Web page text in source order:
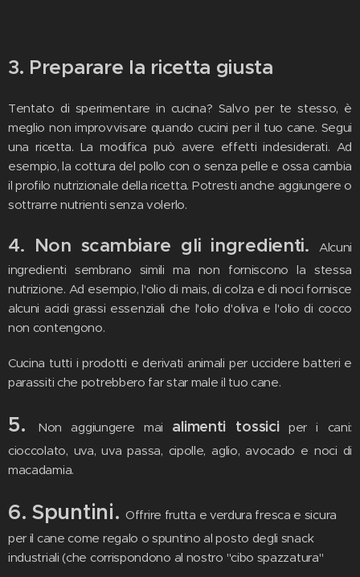
3. Preparare la ricetta giusta
Tentato di sperimentare in cucina? Salvo per te stesso, è
meglio non improvvisare quando cucini per il tuo cane. Segui
una ricetta. La modifica può avere effetti indesiderati. Ad
esempio, la cottura del pollo con o senza pelle e ossa cambia
il profilo nutrizionale della ricetta. Potresti anche aggiungere o
sottrarre nutrienti senza volerlo.
4. Non scambiare gli ingredienti.
Alcuni
ingredienti sembrano simili ma non forniscono la stessa
nutrizione. Ad esempio, l'olio di mais, di colza e di noci fornisce
alcuni acidi grassi essenziali che l'olio d'oliva e l'olio di cocco
non contengono.
Cucina tutti i prodotti e derivati animali per uccidere batteri e
parassiti che potrebbero far star male il tuo cane.
5. Non aggiungere mai alimenti tossiciper i cani:
cioccolato, uva, uva passa, cipolle, aglio, avocado e noci di
macadamia.
6. Spuntini.Offrire frutta e verdura fresca e sicura
per il cane come regalo o spuntino al posto degli snack
industriali (che corrispondono al nostro "cibo spazzatura"